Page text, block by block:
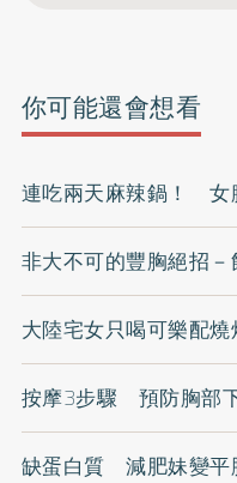
你可能還會想看
連吃兩天麻辣鍋！ 女
非大不可的豐胸絕招－
大陸宅女只喝可樂配
按摩3步驟 預防胸部
缺蛋白質 減肥妹變平